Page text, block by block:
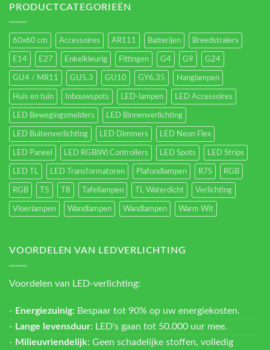
energieverbruik.
PRODUCTCATEGORIEËN
60x60 cm Accessoires AR111 Batterijen Breedstralers
E14 E27 Enkelkleurig Fittingen G4 G9 G24
GU4 / MR11 GU5.3 GU10 GY6.35 Hanglampen
Huis en tuin Inbouwspots LED-lampen LED Accessoires
LED Bewegingsmelders LED Binnenverlichting
LED Buitenverlichting LED Dimmers LED Neon Flex
LED Paneel LED RGB(W) Controllers LED Spots LED Strips
LED TL LED Transformatoren Plafondlampen R7S RGB
RGB T5 T8 Tafellampen TL Waterdicht Verlichting
Vloerlampen Wandlampen Wandlampen Warm Wit
VOORDELEN VAN LEDVERLICHTING
Voordelen van LED-verlichting:
- Energiezuinig: Bespaar tot 90% op uw energiekosten.
- Lange levensduur: LED's gaan tot 50.000 uur mee.
- Milieuvriendelijk: Geen schadelijke stoffen, volledig